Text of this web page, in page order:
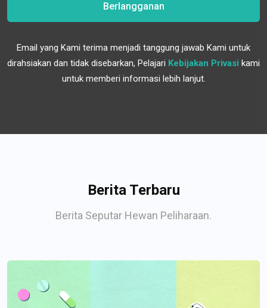
Berlangganan
Email yang Kami terima menjadi tanggung jawab Kami untuk
dirahsiakan dan tidak disebarkan, Pelajari Kebijakan Privasi kami
untuk memberi informasi lebih lanjut.
Berita Terbaru
Berita Seputar Hewan Peliharaan.